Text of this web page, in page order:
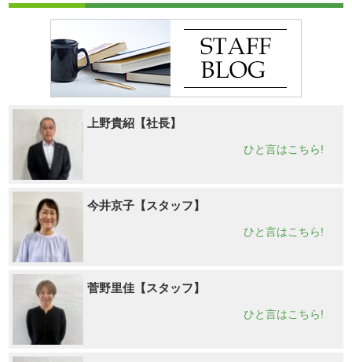
上野貴紹【社長】
ひと言はこちら!
今井京子【スタッフ】
ひと言はこちら!
菅野里佳【スタッフ】
ひと言はこちら!